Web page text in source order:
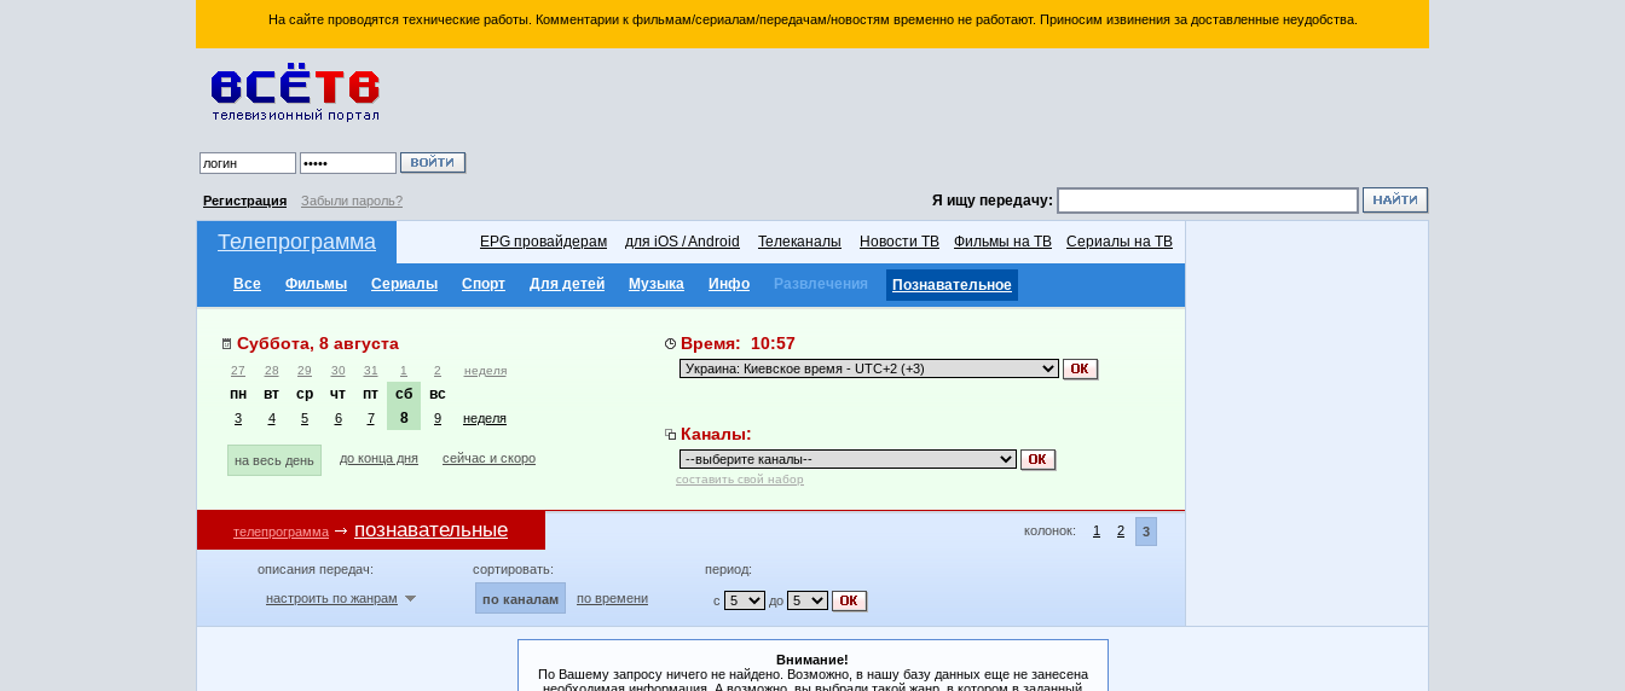
На сайте проводятся технические работы. Комментарии к фильмам/сериалам/передачам/новостям временно не работают. Приносим извинения за доставленные неудобства.
Регистрация Забыли пароль? Я ищу передачу:
Телепрограмма EPG провайдерам для iOS / Android Телеканалы Новости ТВ Фильмы на ТВ Сериалы на ТВ
Все Фильмы Сериалы Спорт Для детей Музыка Инфо Развлечения Познавательное
Суббота, 8 августа
27 28 29 30 31 1 2 неделя
пн вт ср чт пт сб вс
3 4 5 6 7 8 9 неделя
на весь день до конца дня сейчас и скоро
Время: 10:57
Каналы:
составить свой набор
телепрограмма познавательные колонок: 1 2 3
описания передач:
настроить по жанрам
сортировать:
по каналам по времени
период:
с до
Внимание!
По Вашему запросу ничего не найдено. Возможно, в нашу базу данных еще не занесена